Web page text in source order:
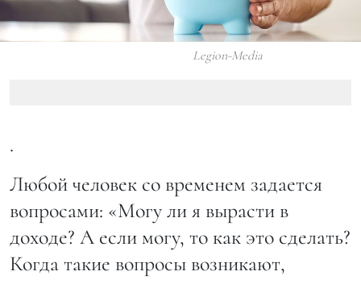
Legion-Media
.
Любой человек со временем задается
вопросами: «Могу ли я вырасти в
доходе? А если могу, то как это сделать?
Когда такие вопросы возникают,